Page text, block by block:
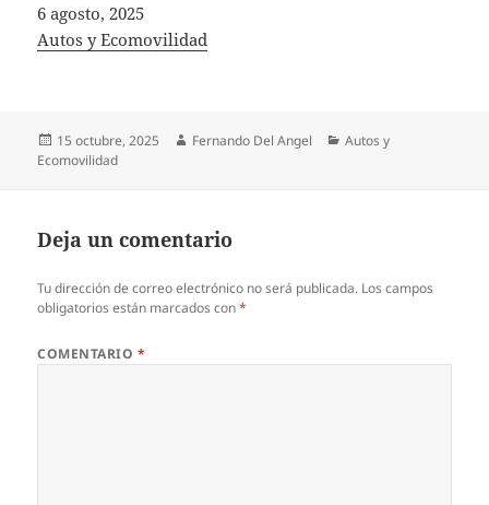
Fecha
6 agosto, 2025
In relation to
Autos y Ecomovilidad
Publicado
el
15 octubre, 2025 Autor
Fernando Del Angel Categorías
Autos y
Ecomovilidad
Deja un comentario
Tu dirección de correo electrónico no será publicada. Los campos
obligatorios están marcados con*
COMENTARIO *